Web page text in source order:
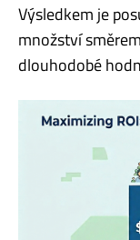
Výsledkem je
množství
dlouhodobé